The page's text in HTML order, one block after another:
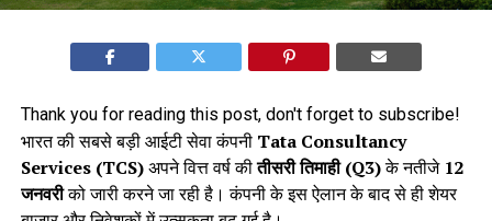
Thank you for reading this post, don't forget to subscribe!
भारत की सबसे बड़ी आईटी सेवा कंपनी Tata Consultancy
Services (TCS)अपने वित्त वर्ष कीतीसरी तिमाही (Q3)के नतीजे 12
जनवरीको जारी करने जा रही है। कंपनी के इस ऐलान के बाद से ही शेयर